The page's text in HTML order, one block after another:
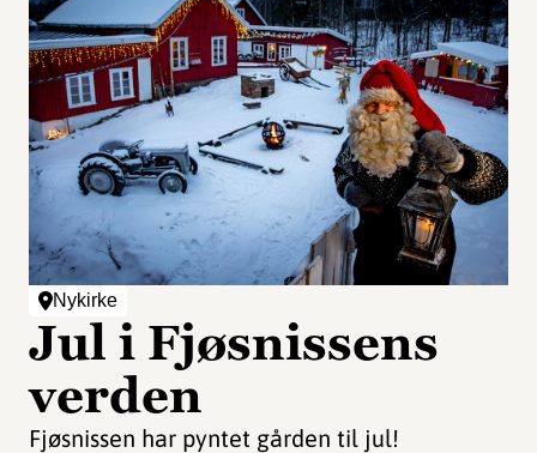
Nykirke
Jul i Fjøsnissens
verden
Fjøsnissen har pyntet gården til jul!